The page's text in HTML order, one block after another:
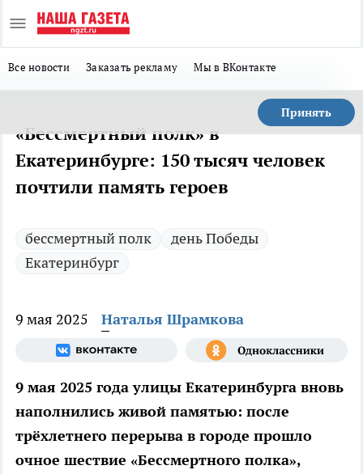
Все новости Заказать рекламу Мы в ВКонтакте
Принять
«Бессмертный полк» в
Екатеринбурге: 150 тысяч человек
почтили память героев
бессмертный полк
день Победы
Екатеринбург
9 мая 2025 Наталья Шрамкова
9 мая 2025 года улицы Екатеринбурга вновь
наполнились живой памятью: после
трёхлетнего перерыва в городе прошло
очное шествие «Бессмертного полка»,